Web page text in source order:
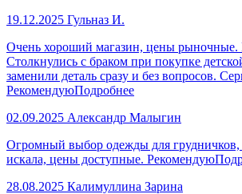
19.12.2025 Гульназ И.
Очень хороший магазин, цены
Столкнулись с браком при покупке
заменили деталь сразу и без вопросов.
РекомендуюПодробнее
02.09.2025 Александр Малыгин
Огромный выбор одежды для грудничков,
искала, цены доступные. Рекомендую
28.08.2025 Калимуллина Зарина